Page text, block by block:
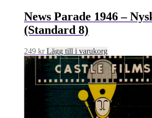
News Parade 1946 –
(Standard 8)
249 kr Lägg till i varukorg